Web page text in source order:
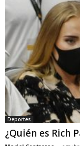
Deportes
¿Quién es Rich